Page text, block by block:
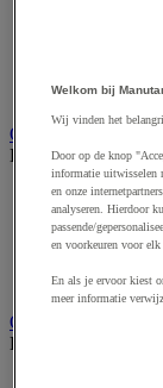
Sanitaire
Onderhoudsproduct
Bekijk de hele
Sanitair
Wasmiddel
Ongediertebestrijding
Bekijk de hele
Welkom bij
Wij vinden het
Door op de knop
informatie uitwisselen
en onze
analyseren. Hierdoor
passende/
en voorkeuren voor
En als je ervoor kiest
meer informatie